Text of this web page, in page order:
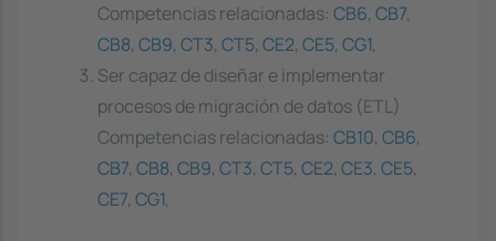
Competencias relacionadas: CB6, CB7,
CB8, CB9, CT3, CT5, CE2, CE5, CG1,
Ser capaz de diseñar e implementar
procesos de migración de datos (ETL)
Competencias relacionadas: CB10, CB6,
CB7, CB8, CB9, CT3, CT5, CE2, CE3, CE5,
CE7, CG1,